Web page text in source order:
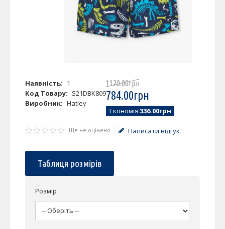
Наявність: 1
Код Товару: S21DBK809
Виробник: Hatley
1120.00грн
784.00грн
Економія 336.00грн
Ще не оцінено Написати відгук
Таблиця розмірів
Розмір